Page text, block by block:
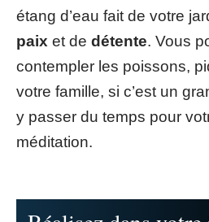
étang d’eau fait de votre
paix et de détente. Vous
contempler les poissons,
votre famille, si c’est un
y passer du temps pour
méditation.